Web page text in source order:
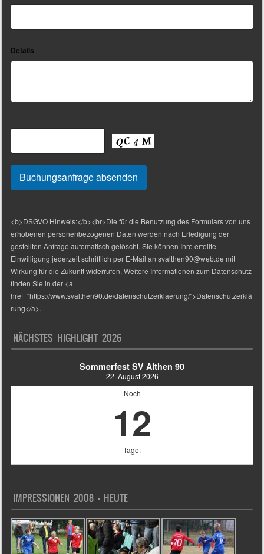
Details
<b>DSGVO Hinweis:</b><br>Die für die Benutzung des Formulars von uns
erhobenen personenbezogenen Daten werden nach Erledigung der
gestellten Anfrage automatisch gelöscht. Sie können Ihre erteilte
Einwilligung jederzeit schriftlich per E-Mail an svalthen90@web.de mit
Wirkung für die Zukunft widerrufen. Weitere Informationen zum Datenschutz
finden Sie in der <a
href="https://www.svalthen90.de/datenschutzerklaerung/">Datenschutzerklä
rung</a>.
NÄCHSTES HIGHLIGHT 2026
Sommerfest SV Althen 90
22. August 2026
Noch
12
Tage.
IMPRESSIONEN 2008 – HEUTE